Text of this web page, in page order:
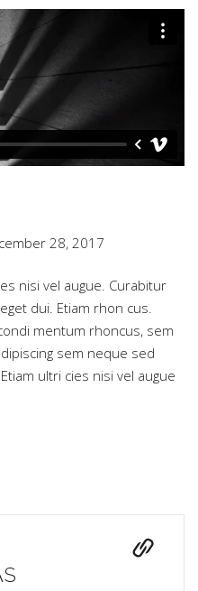
28, 2017
nisi vel augue. Curabitur
dui. Etiam rhon cus.
mentum rhoncus, sem
sem neque sed
ultri cies nisi vel augue